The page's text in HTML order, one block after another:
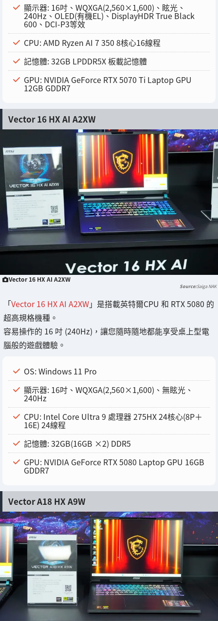
顯示器: 16吋、WQXGA(2,560×1,600)、眩光、
240Hz、OLED(有機EL)、DisplayHDR True Black
600、DCI-P3等效
CPU: AMD Ryzen AI 7 350 8核心16線程
記憶體: 32GB LPDDR5X 板載記憶體
GPU: NVIDIA GeForce RTX 5070 Ti Laptop GPU
12GB GDDR7
Vector 16 HX AI A2XW
Vector 16 HX AI A2XW
Saiga NAK
「Vector 16 HX AI A2XW」是搭載英特爾CPU 和 RTX 5080 的
超高規格機種。
容易操作的 16 吋 (240Hz)，讓您隨時隨地都能享受桌上型電
腦般的遊戲體驗。
OS: Windows 11 Pro
顯示器: 16吋、WQXGA(2,560×1,600)、無眩光、
240Hz
CPU: Intel Core Ultra 9 處理器 275HX 24核心(8P＋
16E) 24線程
記憶體: 32GB(16GB ×2) DDR5
GPU: NVIDIA GeForce RTX 5080 Laptop GPU 16GB
GDDR7
Vector A18 HX A9W